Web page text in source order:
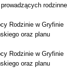
rodzinne
Rodzinie w Gryfinie
oraz planu
Rodzinie w Gryfinie
oraz planu